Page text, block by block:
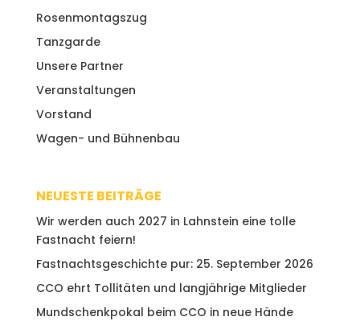
Rosenmontagszug
Tanzgarde
Unsere Partner
Veranstaltungen
Vorstand
Wagen- und Bühnenbau
NEUESTE BEITRÄGE
Wir werden auch 2027 in Lahnstein eine tolle
Fastnacht feiern!
Fastnachtsgeschichte pur: 25. September 2026
CCO ehrt Tollitäten und langjährige Mitglieder
Mundschenkpokal beim CCO in neue Hände